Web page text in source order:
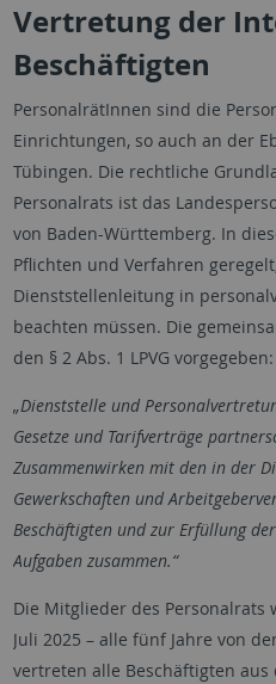
Vertretung der
Beschäftigten
PersonalrätInnen sind die
Einrichtungen, so auch an der
Tübingen. Die rechtliche
Personalrats ist das
von Baden-Württemberg. In
Pflichten und Verfahren
Dienststellenleitung in
beachten müssen. Die
den § 2 Abs. 1 LPVG vorgegeben:
„Dienststelle und
Gesetze und Tarifverträge
Zusammenwirken mit den in der
Gewerkschaften und
Beschäftigten und zur Erfüllung
Aufgaben zusammen.“
Die Mitglieder des Personalrats
Juli 2025 – alle fünf Jahre von
vertreten alle Beschäftigten